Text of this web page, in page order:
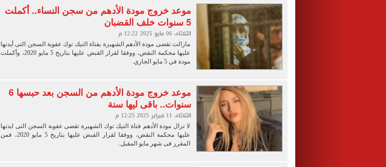
موعد خروج مودة الأدهم من سجن النساء.. أكملت
5 سنوات خلف القضبان
الثلاثاء، 06 مايو 2025 12:22 م
مازالت تقضى مودة الأدهم الشهيرة بفتاة التيك توك عقوبة السجن التى أيدتها
عليها محكمة النقض، ووفقا لقرار القبض عليها بتاريخ 5 مايو 2020، وأكملت
مودة في 5 مايو الجاري.
موعد خروج مودة الأدهم من السجن بعد حبسها 6
سنوات.. باقى ليها سنة
الثلاثاء، 11 فبراير 2025 12:25 م
لا تزال مودة الأدهم فتاة التيك توك الشهيرة تقضى عقوبة السجن التى ايدتها
عليها محكمة النقض، ووفقا لقرار القبض عليها بتاريخ 5 مايو 2020، فمن
المقرر فى شهر مايو المقبل..